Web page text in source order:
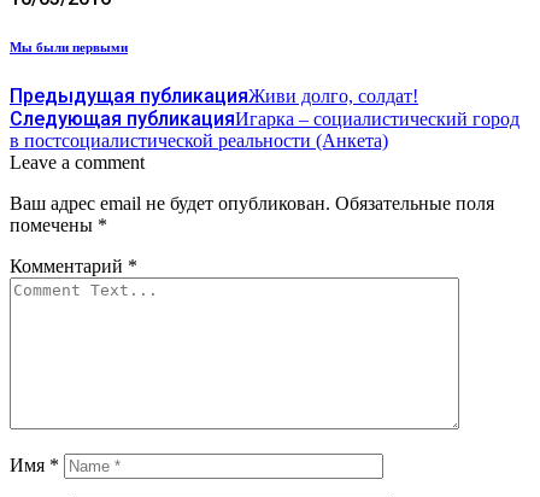
Мы были первыми
Предыдущая публикацияЖиви долго, солдат!
Следующая публикацияИгарка – социалистический город
в постсоциалистической реальности (Анкета)
Leave a comment
Ваш адрес email не будет опубликован. Обязательные поля
помечены *
Комментарий *
Имя *